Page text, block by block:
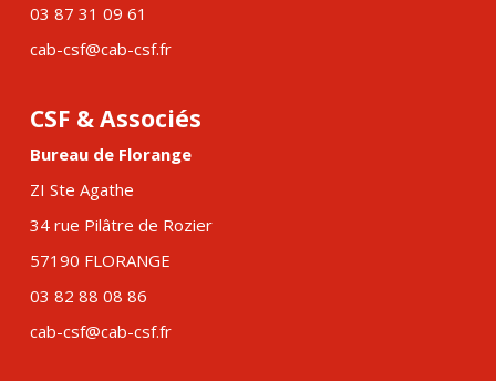
03 87 31 09 61
cab-csf@cab-csf.fr
CSF & Associés
Bureau de Florange
ZI Ste Agathe
34 rue Pilâtre de Rozier
57190 FLORANGE
03 82 88 08 86
cab-csf@cab-csf.fr